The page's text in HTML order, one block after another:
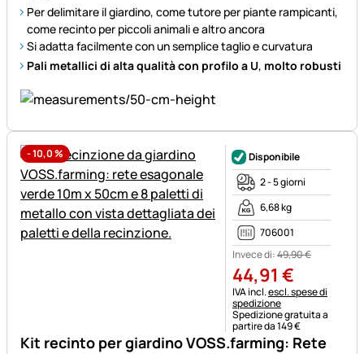
Per delimitare il giardino, come tutore per piante rampicanti,
come recinto per piccoli animali e altro ancora
Si adatta facilmente con un semplice taglio e curvatura
Pali metallici di alta qualità con profilo a U, molto robusti
-10,0%
Kit recinto per giardino VOSS.farming: Rete
Disponibile
2 - 5 giorni
6,68 kg
706001
Invece di:49,90€
44,91 €
Informazioni fiscali:
IVA incl.escl. spese di
spedizione
Spedizione gratuita a
partire da 149 €